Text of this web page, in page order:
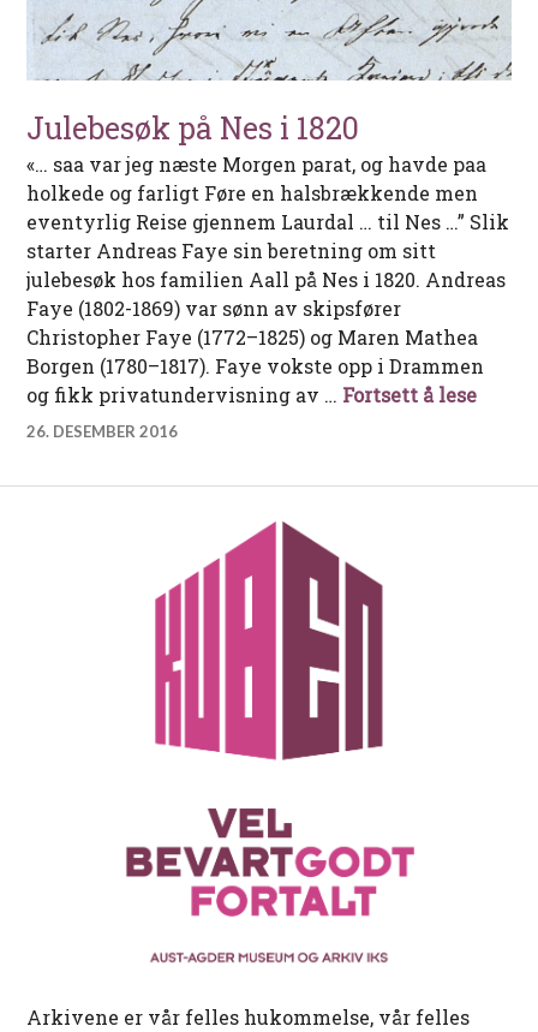
Julebesøk på Nes i 1820
«… saa var jeg næste Morgen parat, og havde paa
holkede og farligt Føre en halsbrækkende men
eventyrlig Reise gjennem Laurdal … til Nes …” Slik
starter Andreas Faye sin beretning om sitt
julebesøk hos familien Aall på Nes i 1820. Andreas
Faye (1802-1869) var sønn av skipsfører
Christopher Faye (1772–1825) og Maren Mathea
Borgen (1780–1817). Faye vokste opp i Drammen
og fikk privatundervisning av … Fortsett å lese
26. DESEMBER 2016
Arkivene er vår felles hukommelse, vår felles